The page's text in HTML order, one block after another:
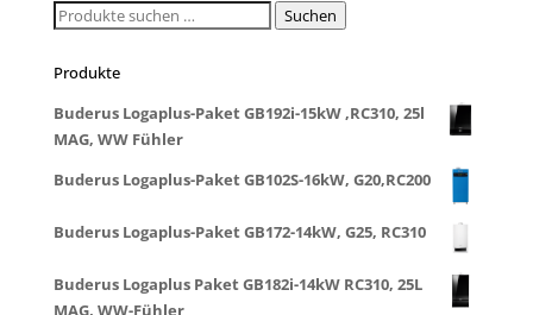
Suchen
Suchen
Produkte
Buderus Logaplus-Paket GB192i-15kW ,RC310, 25l
MAG, WW Fühler
Buderus Logaplus-Paket GB102S-16kW, G20,RC200
Buderus Logaplus-Paket GB172-14kW, G25, RC310
Buderus Logaplus Paket GB182i-14kW RC310, 25L
MAG, WW-Fühler